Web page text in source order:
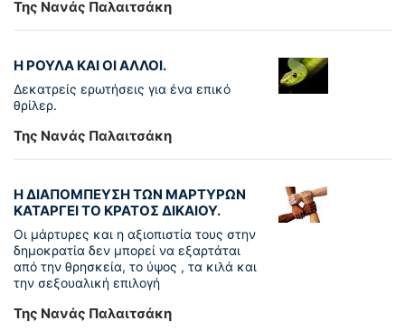
Της Νανάς Παλαιτσάκη
Η ΡΟΥΛΑ ΚΑΙ ΟΙ ΑΛΛΟΙ.
Δεκατρείς ερωτήσεις για ένα επικό
θρίλερ.
Της Νανάς Παλαιτσάκη
Η ΔΙΑΠΟΜΠΕΥΣΗ ΤΩΝ ΜΑΡΤΥΡΩΝ
ΚΑΤΑΡΓΕΙ ΤΟ ΚΡΑΤΟΣ ΔΙΚΑΙΟΥ.
Οι μάρτυρες και η αξιοπιστία τους στην
δημοκρατία δεν μπορεί να εξαρτάται
από την θρησκεία, το ύψος , τα κιλά και
την σεξουαλική επιλογή
Της Νανάς Παλαιτσάκη